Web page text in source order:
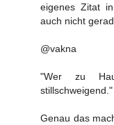
eigenes Zitat
auch nicht
@vakna
"Wer zu
stillschweigend."
Genau das